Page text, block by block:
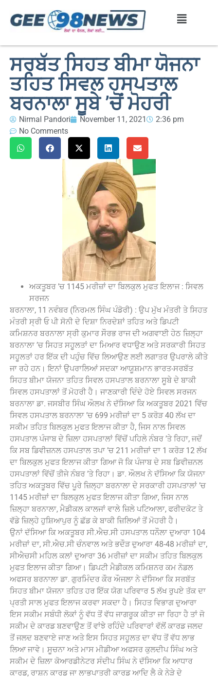
ਸਰਬੱਤ ਸਿਹਤ ਬੀਮਾ ਯੋਜਨਾ
ਤਹਿਤ ਸਿਵਲ ਹਸਪਤਾਲ
ਬਰਨਾਲਾ ਸੂਬੇ ’ਚੋਂ ਮੋਹਰੀ
Nirmal Pandori November 11, 2021
2:36 pm
No Comments
ਅਕਤੂਬਰ ’ਚ 1145 ਮਰੀਜ਼ਾਂ ਦਾ ਬਿਲਕੁਲ ਮੁਫਤ ਇਲਾਜ : ਸਿਵਲ
ਸਰਜਨ
ਬਰਨਾਲਾ, 11 ਨਵੰਬਰ (ਨਿਰਮਲ ਸਿੰਘ ਪੰਡੋਰੀ) : ਉਪ ਮੁੱਖ ਮੰਤਰੀ ਤੇ ਸਿਹਤ
ਮੰਤਰੀ ਸ੍ਰੀ ਓ ਪੀ ਸੋਨੀ ਦੇ ਦਿਸ਼ਾ ਨਿਰਦੇਸ਼ਾਂ ਤਹਿਤ ਅਤੇ ਡਿਪਟੀ
ਕਮਿਸ਼ਨਰ ਬਰਨਾਲਾ ਸ੍ਰੀ ਕੁਮਾਰ ਸੌਰਭ ਰਾਜ ਦੀ ਅਗਵਾਈ ਹੇਠ ਜ਼ਿਲ੍ਹਾ
ਬਰਨਾਲਾ ’ਚ ਸਿਹਤ ਸਹੂਲਤਾਂ ਦਾ ਮਿਆਰ ਵਧਾਉਣ ਅਤੇ ਸਰਕਾਰੀ ਸਿਹਤ
ਸਹੂਲਤਾਂ ਹਰ ਇੱਕ ਦੀ ਪਹੁੰਚ ਵਿੱਚ ਲਿਆਉਣ ਲਈ ਲਗਾਤਰ ਉਪਰਾਲੇ ਕੀਤੇ
ਜਾ ਰਹੇ ਹਨ। ਇਨਾਂ ਉਪਰਾਲਿਆਂ ਸਦਕਾ ਆਯੂਸ਼ਮਾਨ ਭਾਰਤ-ਸਰਬੱਤ
ਸਿਹਤ ਬੀਮਾ ਯੋਜਨਾ ਤਹਿਤ ਸਿਵਲ ਹਸਪਤਾਲ ਬਰਨਾਲਾ ਸੂਬੇ ਦੇ ਬਾਕੀ
ਸਿਵਲ ਹਸਪਤਾਲਾਂ ਤੋਂ ਮੋਹਰੀ ਹੈ। ਜਾਣਕਾਰੀ ਦਿੰਦੇ ਹੋਏ ਸਿਵਲ ਸਰਜਨ
ਬਰਨਾਲਾ ਡਾ. ਜਸਬੀਰ ਸਿੰਘ ਔਲਖ ਨੇ ਦੱਸਿਆ ਕਿ ਅਕਤੂਬਰ 2021 ਵਿੱਚ
ਸਿਵਲ ਹਸਪਤਾਲ ਬਰਨਾਲਾ ’ਚ 699 ਮਰੀਜ਼ਾਂ ਦਾ 5 ਕਰੋੜ 40 ਲੱਖ ਦਾ
ਸਕੀਮ ਤਹਿਤ ਬਿਲਕੁਲ ਮੁਫਤ ਇਲਾਜ ਕੀਤਾ ਹੈ, ਜਿਸ ਨਾਲ ਸਿਵਲ
ਹਸਪਤਾਲ ਪੰਜਾਬ ਦੇ ਜ਼ਿਲਾ ਹਸਪਤਾਲਾਂ ਵਿੱਚੋਂ ਪਹਿਲੇ ਨੰਬਰ ’ਤੇ ਰਿਹਾ, ਜਦੋਂ
ਕਿ ਸਬ ਡਿਵੀਜ਼ਨਲ ਹਸਪਤਾਲ ਤਪਾ ’ਚ 211 ਮਰੀਜ਼ਾਂ ਦਾ 1 ਕਰੋੜ 12 ਲੱਖ
ਦਾ ਬਿਲਕੁਲ ਮੁਫਤ ਇਲਾਜ ਕੀਤਾ ਗਿਆ ਜੋ ਕਿ ਪੰਜਾਬ ਦੇ ਸਬ ਡਿਵੀਜ਼ਨਲ
ਹਸਪਤਾਲਾਂ ਵਿੱਚੋਂ ਤੀਜੇ ਨੰਬਰ ’ਤੇ ਰਿਹਾ। ਡਾ. ਔਲਖ ਨੇ ਦੱਸਿਆ ਕਿ ਯੋਜਨਾ
ਤਹਿਤ ਅਕਤੂਬਰ ਵਿੱਚ ਪੂਰੇ ਜ਼ਿਲ੍ਹਾ ਬਰਨਾਲਾ ਦੇ ਸਰਕਾਰੀ ਹਸਪਤਾਲਾਂ ’ਚ
1145 ਮਰੀਜ਼ਾਂ ਦਾ ਬਿਲਕੁਲ ਮੁਫਤ ਇਲਾਜ ਕੀਤਾ ਗਿਆ, ਜਿਸ ਨਾਲ
ਜ਼ਿਲ੍ਹਾ ਬਰਨਾਲਾ, ਮੈਡੀਕਲ ਕਾਲਜਾਂ ਵਾਲੇ ਜ਼ਿਲੇ ਪਟਿਆਲਾ, ਫਰੀਦਕੋਟ ਤੇ
ਵੱਡੇ ਜ਼ਿਲ੍ਹੇ ਹੁਸ਼ਿਆਪੁਰ ਨੂੰ ਛੱਡ ਕੇ ਬਾਕੀ ਜ਼ਿਲਿਆਂ ਤੋਂ ਮੋਹਰੀ ਹੈ।
ਉਨਾਂ ਦੱਸਿਆ ਕਿ ਅਕਤੂਬਰ ਸੀ.ਐਚ.ਸੀ ਹਸਪਤਾਲ ਧਨੌਲਾ ਦੁਆਰਾ 104
ਮਰੀਜ਼ਾਂ ਦਾ, ਸੀ.ਐਚ.ਸੀ ਚੰਨਵਾਲ ਅਤੇ ਭਦੌੜ ਦੁਆਰਾ 48-48 ਮਰੀਜ਼ਾਂ ਦਾ,
ਸੀਐਚਸੀ ਮਹਿਲ ਕਲਾਂ ਦੁਆਰਾ 36 ਮਰੀਜ਼ਾਂ ਦਾ ਸਕੀਮ ਤਹਿਤ ਬਿਲਕੁਲ
ਮੁਫਤ ਇਲਾਜ ਕੀਤਾ ਗਿਆ। ਡਿਪਟੀ ਮੈਡੀਕਲ ਕਮਿਸ਼ਨਰ ਕਮ ਨੋਡਲ
ਅਫਸਰ ਬਰਨਾਲਾ ਡਾ. ਗੁਰਮਿੰਦਰ ਕੌਰ ਔਜਲਾ ਨੇ ਦੱਸਿਆ ਕਿ ਸਰਬੱਤ
ਸਿਹਤ ਬੀਮਾ ਯੋਜਨਾ ਤਹਿਤ ਹਰ ਇੱਕ ਯੋਗ ਪਰਿਵਾਰ 5 ਲੱਖ ਰੁਪਏ ਤੱਕ ਦਾ
ਪ੍ਰਤੀ ਸਾਲ ਮੁਫਤ ਇਲਾਜ ਕਰਵਾ ਸਕਦਾ ਹੈ। ਸਿਹਤ ਵਿਭਾਗ ਦੁਆਰਾ
ਇਸ ਸਕੀਮ ਸਬੰਧੀ ਲੋਕਾਂ ਨੂੰ ਵੱਧ ਤੋਂ ਵੱਧ ਜਾਗਰੂਕ ਕੀਤਾ ਜਾ ਰਿਹਾ ਹੈ ਤਾਂ ਜੋ
ਸਕੀਮ ਦੇ ਕਾਰਡ ਬਣਵਾਉਣ ਤੋਂ ਵਾਂਝੇ ਰਹਿੰਦੇ ਪਰਿਵਾਰਾਂ ਵੱਲੋਂ ਕਾਰਡ ਜਲਦ
ਤੋਂ ਜਲਦ ਬਣਵਾਏ ਜਾਣ ਅਤੇ ਇਸ ਸਿਹਤ ਸਹੂਲਤ ਦਾ ਵੱਧ ਤੋਂ ਵੱਧ ਲਾਭ
ਲਿਆ ਜਾਵੇ। ਸੂਚਨਾ ਅਤੇ ਮਾਸ ਮੀਡੀਆ ਅਫਸਰ ਕੁਲਦੀਪ ਸਿੰਘ ਅਤੇ
ਸਕੀਮ ਦੇ ਜ਼ਿਲਾ ਕੋਆਰਡੀਨੇਟਰ ਸੰਦੀਪ ਸਿੰਘ ਨੇ ਦੱਸਿਆ ਕਿ ਆਧਾਰ
ਕਾਰਡ, ਰਾਸ਼ਨ ਕਾਰਡ ਜਾ ਲਾਭਪਾਤਰੀ ਕਾਰਡ ਆਦਿ ਲੈ ਕੇ ਨੇੜੇ ਦੇ